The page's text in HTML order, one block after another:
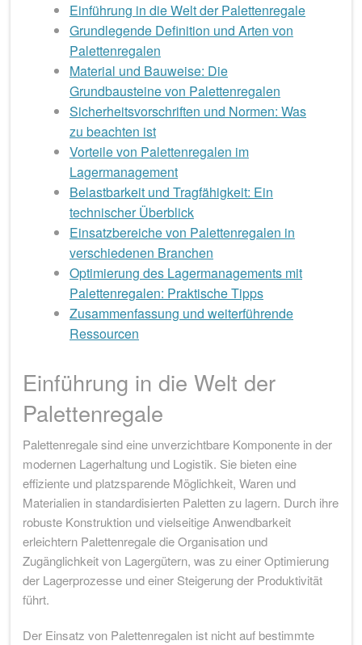
Einführung in die Welt der Palettenregale
Grundlegende Definition und Arten von
Palettenregalen
Material und Bauweise: Die
Grundbausteine von Palettenregalen
Sicherheitsvorschriften und Normen: Was
zu beachten ist
Vorteile von Palettenregalen im
Lagermanagement
Belastbarkeit und Tragfähigkeit: Ein
technischer Überblick
Einsatzbereiche von Palettenregalen in
verschiedenen Branchen
Optimierung des Lagermanagements mit
Palettenregalen: Praktische Tipps
Zusammenfassung und weiterführende
Ressourcen
Einführung in die Welt der
Palettenregale
Palettenregale sind eine unverzichtbare Komponente in der
modernen Lagerhaltung und Logistik. Sie bieten eine
effiziente und platzsparende Möglichkeit, Waren und
Materialien in standardisierten Paletten zu lagern. Durch ihre
robuste Konstruktion und vielseitige Anwendbarkeit
erleichtern Palettenregale die Organisation und
Zugänglichkeit von Lagergütern, was zu einer Optimierung
der Lagerprozesse und einer Steigerung der Produktivität
führt.
Der Einsatz von Palettenregalen ist nicht auf bestimmte